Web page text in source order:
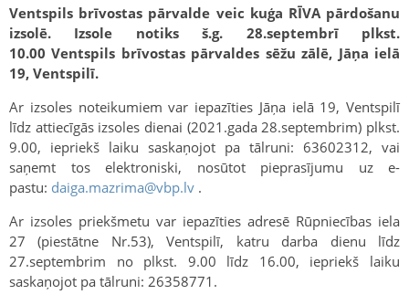
Ventspils brīvostas pārvalde veic kuģa RĪVA pārdošanu
izsolē. Izsole notiks š.g. 28.septembrī plkst.
10.00 Ventspils brīvostas pārvaldes sēžu zālē, Jāņa ielā
19, Ventspilī.
Ar izsoles noteikumiem var iepazīties Jāņa ielā 19, Ventspilī
līdz attiecīgās izsoles dienai (2021.gada 28.septembrim) plkst.
9.00, iepriekš laiku saskaņojot pa tālruni: 63602312, vai
saņemt tos elektroniski, nosūtot pieprasījumu uz e-
pastu: daiga.mazrima@vbp.lv .
Ar izsoles priekšmetu var iepazīties adresē Rūpniecības iela
27 (piestātne Nr.53), Ventspilī, katru darba dienu līdz
27.septembrim no plkst. 9.00 līdz 16.00, iepriekš laiku
saskaņojot pa tālruni: 26358771.